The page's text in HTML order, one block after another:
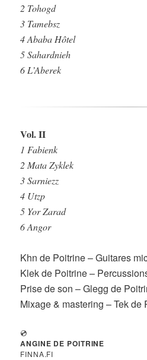
2 Tohogd
3 Tamebsz
4 Ababa Hôtel
5 Sahardnieh
6 L’Aberek
Vol. II
1 Fabienk
2 Mata Zyklek
3 Sarniezz
4 Utzp
5 Yor Zarad
6 Angor
Khn de Poitrine – Guitares
Klek de Poitrine –
Prise de son – Glegg de
Mixage & mastering – Tek de
💿
ANGINE DE POITRINE
FINNA.FI